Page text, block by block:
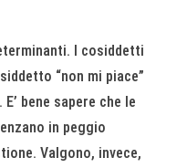
I cosiddetti
“non mi piace”
bene sapere che le
in peggio
Valgono, invece,